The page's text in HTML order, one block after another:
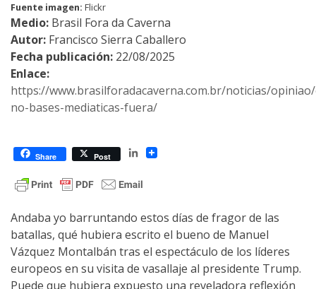
Fuente imagen: Flickr
Medio: Brasil Fora da Caverna
Autor: Francisco Sierra Caballero
Fecha publicación: 22/08/2025
Enlace:
https://www.brasilforadacaverna.com.br/noticias/
no-bases-mediaticas-fuera/
Share Post LinkedIn
Andaba yo barruntando estos días de fragor de las
batallas, qué hubiera escrito el bueno de Manuel
Vázquez Montalbán tras el espectáculo de los líderes
europeos en su visita de vasallaje al presidente Trump.
Puede que hubiera expuesto una reveladora reflexión